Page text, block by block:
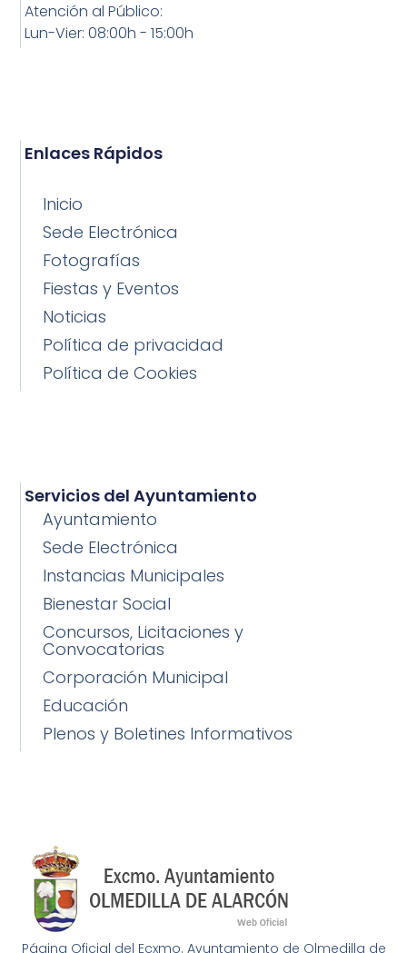
Página Oficial del Ecxmo. Ayuntamiento de Olmedilla de
Servicios del Ayuntamiento
Ayuntamiento
Sede Electrónica
Instancias Municipales
Bienestar Social
Concursos, Licitaciones y
Convocatorias
Corporación Municipal
Educación
Plenos y Boletines Informativos
Enlaces Rápidos
Inicio
Sede Electrónica
Fotografías
Fiestas y Eventos
Noticias
Política de privacidad
Política de Cookies
Atención al Público:
Lun-Vier: 08:00h - 15:00h